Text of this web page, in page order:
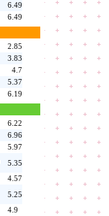
6.49
6.49
2.85
3.83
4.7
5.37
6.19
6.22
6.96
5.97
5.35
4.57
5.25
4.9